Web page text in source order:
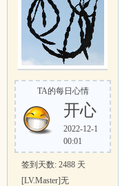
TA的每日心情
开心
2022-12-1
00:01
签到天数: 2488 天
[LV.Master]无